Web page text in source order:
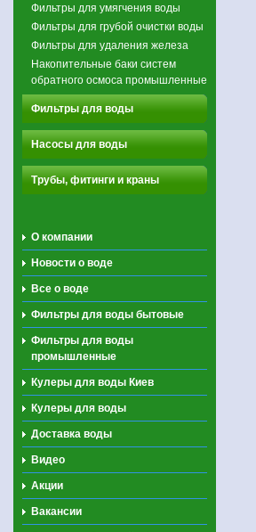
Фильтры для умягчения воды
Фильтры для грубой очистки воды
Фильтры для удаления железа
Накопительные баки систем
обратного осмоса промышленные
Фильтры для воды
Насосы для воды
Трубы, фитинги и краны
О компании
Новости о воде
Все о воде
Фильтры для воды бытовые
Фильтры для воды
промышленные
Кулеры для воды Киев
Кулеры для воды
Доставка воды
Видео
Акции
Вакансии